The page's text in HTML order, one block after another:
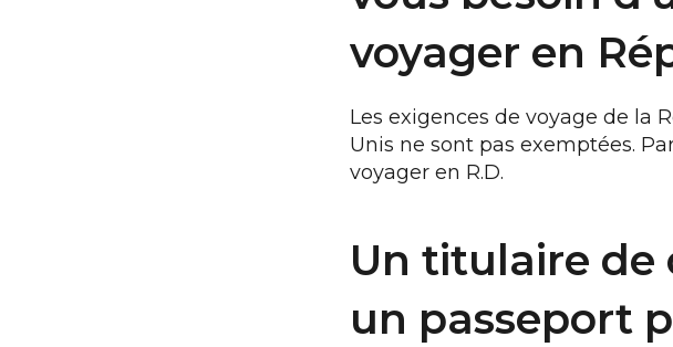
voyager en
Les exigences de voyage de la
Unis ne sont pas exemptées.
voyager en R.D.
Un titulaire de
un passeport